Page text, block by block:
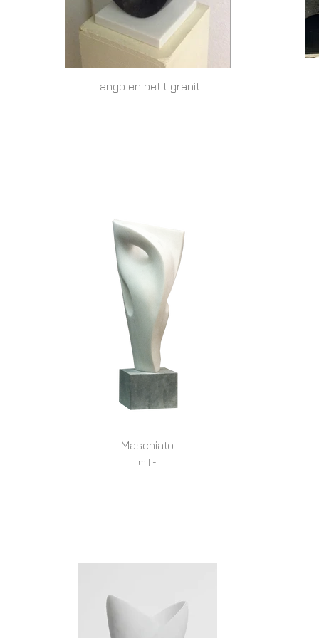
Tango en petit granit
Maschiato
m | -